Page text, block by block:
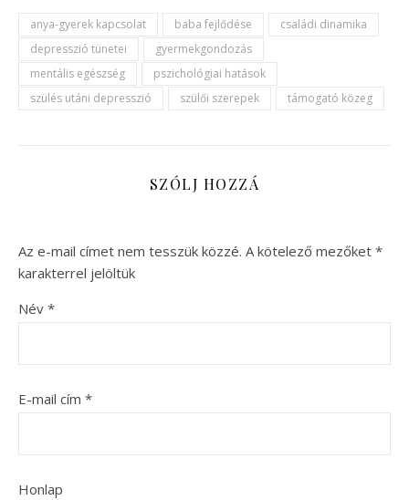
anya-gyerek kapcsolat baba fejlődése
családi dinamika
depresszió tünetei
gyermekgondozás
mentális egészség
pszichológiai hatások
szülés utáni depresszió
szülői szerepek támogató közeg
SZÓLJ HOZZÁ
Az e-mail címet nem tesszük közzé. A kötelező mezőket *
karakterrel jelöltük
Név *
E-mail cím *
Honlap